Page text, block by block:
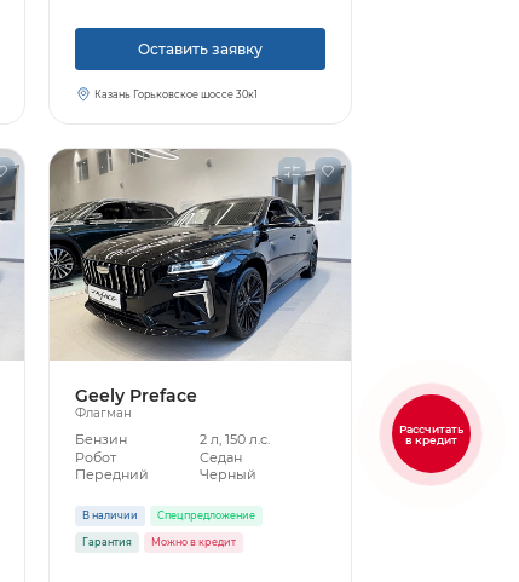
Оставить заявку
Казань Горьковское шоссе 30к1
Geely Preface
Флагман
Бензин
2 л, 150 л.с.
Робот
Седан
Передний
Черный
В наличии Спецпредложение
Гарантия Можно в кредит
Рассчитать
в кредит